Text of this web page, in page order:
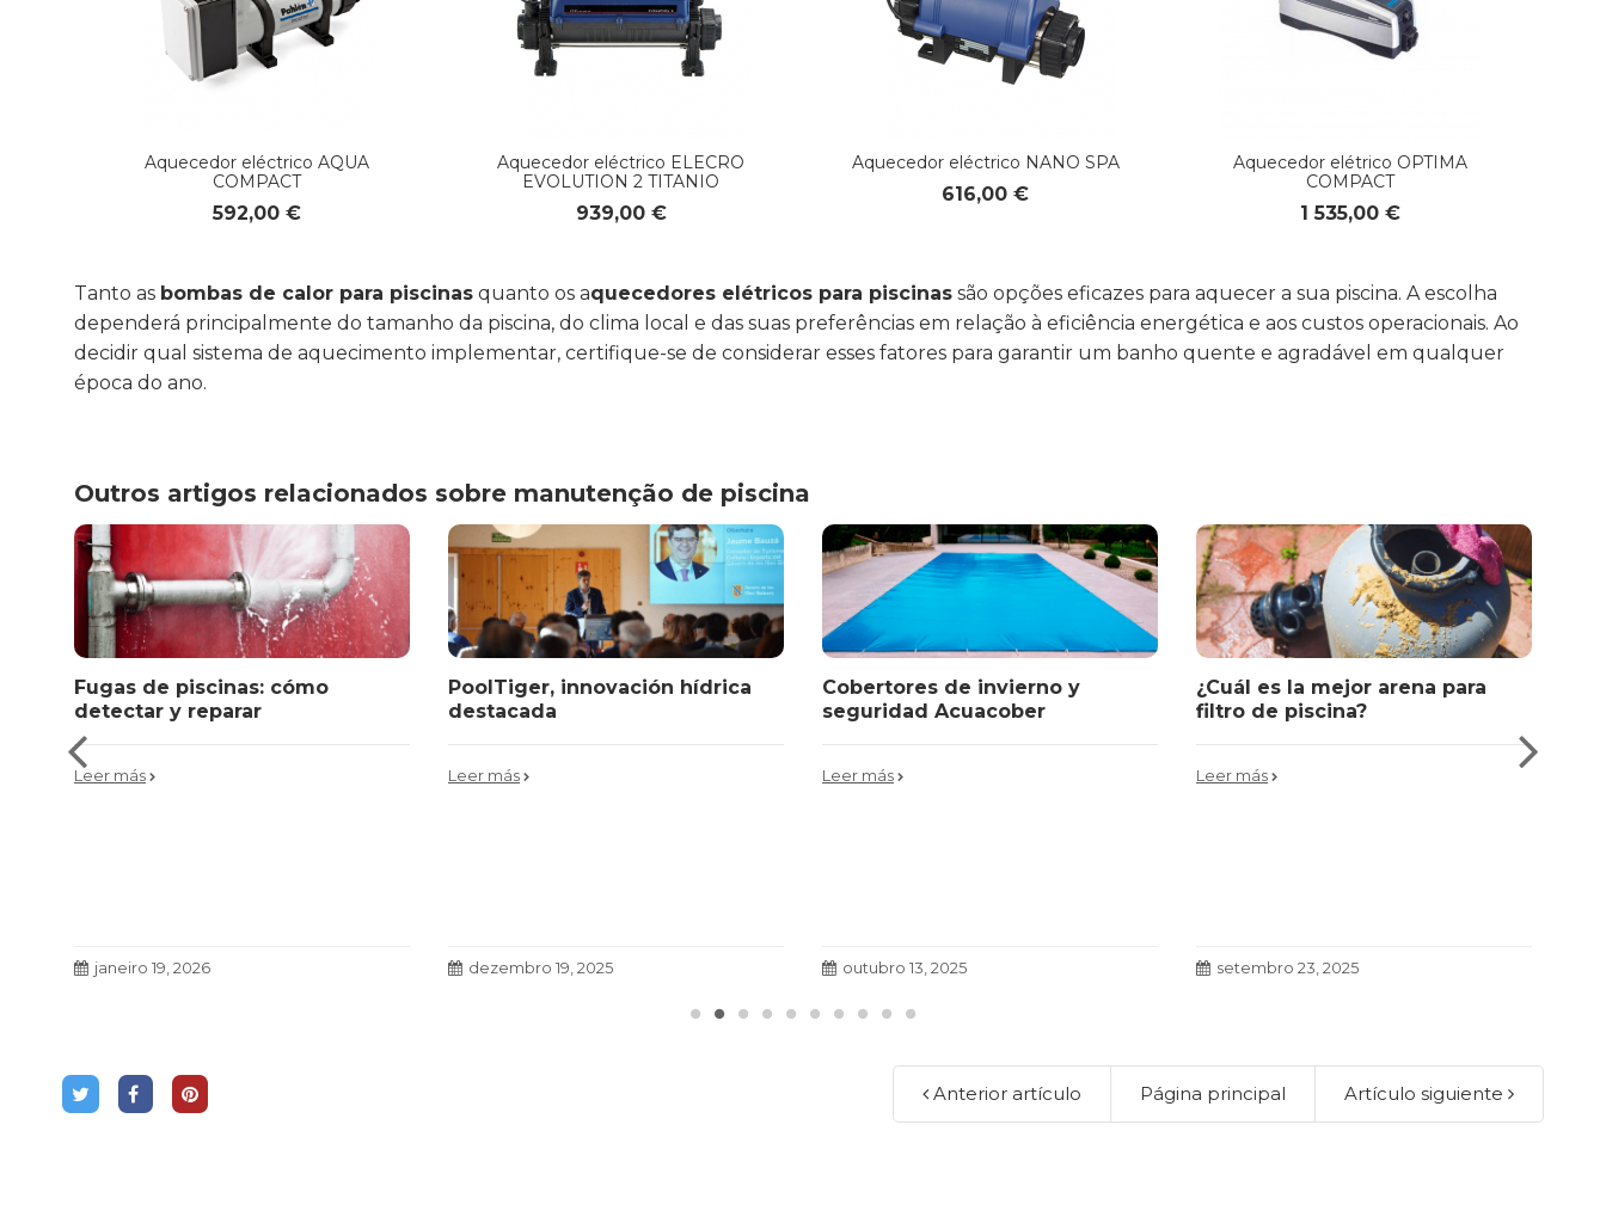
Aquecedor eléctrico AQUA
COMPACT
592,00 €
Aquecedor eléctrico ELECRO
EVOLUTION 2 TITANIO
939,00 €
Aquecedor eléctrico NANO SPA
616,00 €
Aquecedor elétrico OPTIMA
COMPACT
1 535,00 €
Tanto as bombas de calor para piscinas quanto os aquecedores elétricos para piscinas são opções eficazes para aquecer a sua piscina. A escolha
dependerá principalmente do tamanho da piscina, do clima local e das suas preferências em relação à eficiência energética e aos custos operacionais. Ao
decidir qual sistema de aquecimento implementar, certifique-se de considerar esses fatores para garantir um banho quente e agradável em qualquer
época do ano.
Outros artigos relacionados sobre manutenção de piscina
Fugas de piscinas: cómo
detectar y reparar
Leer más
janeiro 19, 2026
PoolTiger, innovación hídrica
destacada
Leer más
dezembro 19, 2025
Cobertores de invierno y
seguridad Acuacober
Leer más
outubro 13, 2025
¿Cuál es la mejor arena para
filtro de piscina?
Leer más
setembro 23, 2025
Anterior artículo Página principal Artículo siguiente